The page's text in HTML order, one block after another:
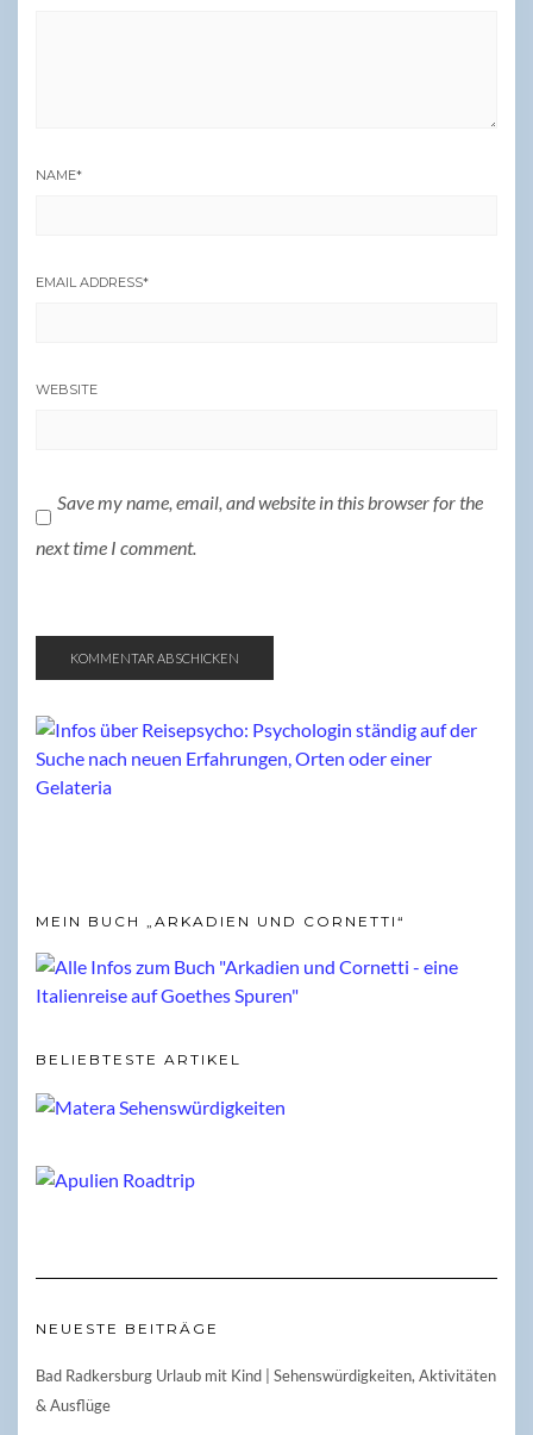
NAME*
EMAIL ADDRESS*
WEBSITE
Save my name, email, and website in this browser for the
next time I comment.
MEIN BUCH „ARKADIEN UND CORNETTI“
BELIEBTESTE ARTIKEL
NEUESTE BEITRÄGE
Bad Radkersburg Urlaub mit Kind | Sehenswürdigkeiten, Aktivitäten
& Ausflüge